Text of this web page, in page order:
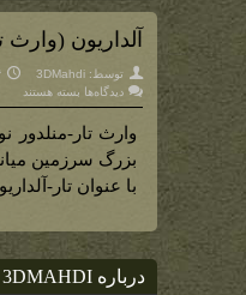
آلداریون
توسط: 3DMahdi
۴
دیدگاه‌ها برای
منلدور
نومه
نوری)
بسته هستند
وارث تار-
بزرگ سرزمین
با عنوان تار-
درباره 3DMAHDI